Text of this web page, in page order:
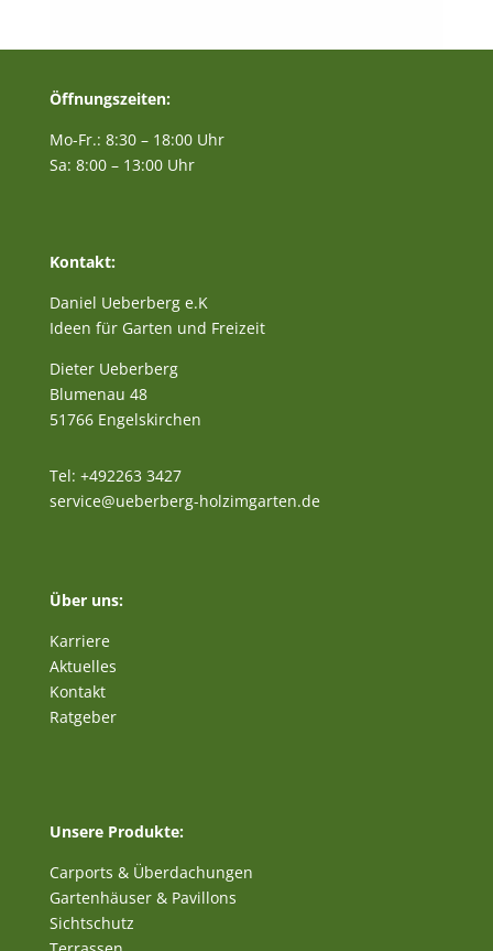
Öffnungszeiten:
Mo-Fr.: 8:30 – 18:00 Uhr
Sa: 8:00 – 13:00 Uhr
Kontakt:
Daniel Ueberberg e.K
Ideen für Garten und Freizeit
Dieter Ueberberg
Blumenau 48
51766 Engelskirchen
Tel: +492263 3427
service@ueberberg-holzimgarten.de
Über uns:
Karriere
Aktuelles
Kontakt
Ratgeber
Unsere Produkte:
Carports & Überdachungen
Gartenhäuser & Pavillons
Sichtschutz